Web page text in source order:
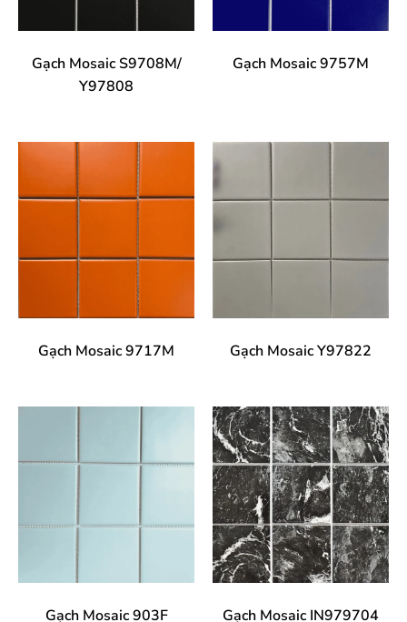
Gạch Mosaic S9708M/
Y97808
Gạch Mosaic 9757M
Gạch Mosaic 9717M Gạch Mosaic Y97822
Gạch Mosaic 903F Gạch Mosaic IN979704